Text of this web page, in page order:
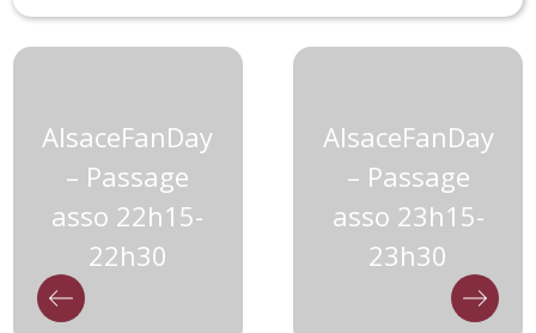
AlsaceFanDay
– Passage
asso 22h15-
22h30
AlsaceFanDay
– Passage
asso 23h15-
23h30